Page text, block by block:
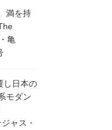
満を持
亀
し日本の
モダン
ャス・